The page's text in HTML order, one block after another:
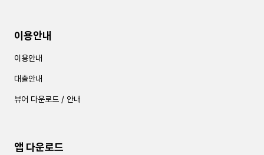
이용안내
이용안내
대출안내
뷰어 다운로드 / 안내
앱 다운로드